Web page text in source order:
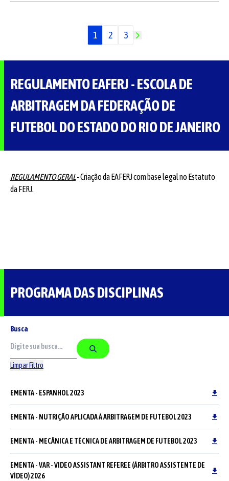
1 2 3
REGULAMENTO EAFERJ - ESCOLA DE
ARBITRAGEM DA FEDERAÇÃO DE
FUTEBOL DO ESTADO DO RIO DE JANEIRO
REGULAMENTO GERAL- Criação da EAFERJ com base legal no Estatuto
da FERJ.
PROGRAMA DAS DISCIPLINAS
Busca
Limpar Filtro
EMENTA - ESPANHOL 2023
EMENTA - NUTRIÇÃO APLICADA À ARBITRAGEM DE FUTEBOL 2023
EMENTA - MECÂNICA E TÉCNICA DE ARBITRAGEM DE FUTEBOL 2023
EMENTA - VAR - VIDEO ASSISTANT REFEREE (ÁRBITRO ASSISTENTE DE
VÍDEO) 2026